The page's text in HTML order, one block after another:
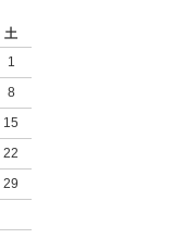
土
1
8
15
22
29